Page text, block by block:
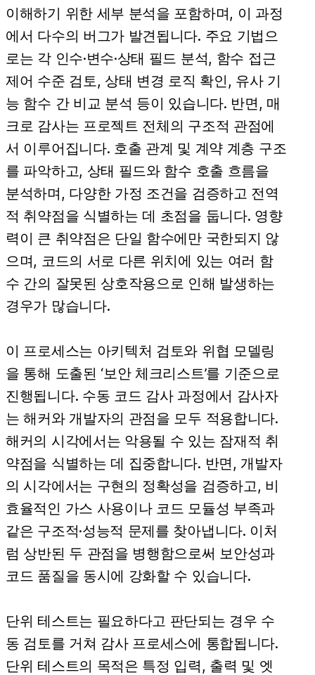
이해하기 위한 세부 분석을 포함하며, 이 과정
에서 다수의 버그가 발견됩니다. 주요 기법으
로는 각 인수·변수·상태 필드 분석, 함수 접근
제어 수준 검토, 상태 변경 로직 확인, 유사 기
능 함수 간 비교 분석 등이 있습니다. 반면, 매
크로 감사는 프로젝트 전체의 구조적 관점에
서 이루어집니다. 호출 관계 및 계약 계층 구조
를 파악하고, 상태 필드와 함수 호출 흐름을
분석하며, 다양한 가정 조건을 검증하고 전역
적 취약점을 식별하는 데 초점을 둡니다. 영향
력이 큰 취약점은 단일 함수에만 국한되지 않
으며, 코드의 서로 다른 위치에 있는 여러 함
수 간의 잘못된 상호작용으로 인해 발생하는
경우가 많습니다.
이 프로세스는 아키텍처 검토와 위협 모델링
을 통해 도출된 ‘보안 체크리스트’를 기준으로
진행됩니다. 수동 코드 감사 과정에서 감사자
는 해커와 개발자의 관점을 모두 적용합니다.
해커의 시각에서는 악용될 수 있는 잠재적 취
약점을 식별하는 데 집중합니다. 반면, 개발자
의 시각에서는 구현의 정확성을 검증하고, 비
효율적인 가스 사용이나 코드 모듈성 부족과
같은 구조적·성능적 문제를 찾아냅니다. 이처
럼 상반된 두 관점을 병행함으로써 보안성과
코드 품질을 동시에 강화할 수 있습니다.
단위 테스트는 필요하다고 판단되는 경우 수
동 검토를 거쳐 감사 프로세스에 통합됩니다.
단위 테스트의 목적은 특정 입력, 출력 및 엣